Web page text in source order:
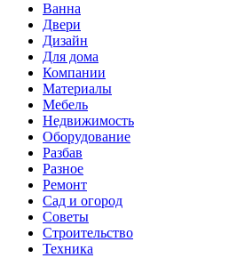
Ванна
Двери
Дизайн
Для дома
Компании
Материалы
Мебель
Недвижимость
Оборудование
Разбав
Разное
Ремонт
Сад и огород
Советы
Строительство
Техника